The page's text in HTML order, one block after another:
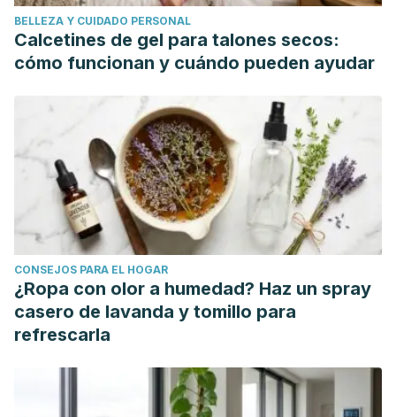
dysfunction-vcd.pdf
Damián Caparrós Osorio (2018). Disfonía funcional: eficacia
de la terapia vocal en cantantes. Análisis de un caso real.
https://riuma.uma.es/xmlui/bitstream/handle/10630/17433/
sequence=1&isAllowed=y
Torres GLM, Cordero CA, Linares FTM. Protocolo de
vigilancia de las disfonías crónicas en profesionales de la
voz. Revista Cubana de Salud y Trabajo 2015; 16 (1).
https://www.medigraphic.com/cgi-bin/new/resumen.cgi?
IDARTICULO=61703
Carmen Fernandez Galaz. ¿Porqué el regaliz aumenta la
tensión arterial?. Revista REDUCA. Vol. 1, Núm. 2 (2009).
Lidia Rodríguez García & Gema de las Heras Mínguez
BELLEZA Y CUIDADO PERSONAL
Calcetines de gel para talones secos:
cómo funcionan y cuándo pueden ayudar
CONSEJOS PARA EL HOGAR
¿Ropa con olor a humedad? Haz un spray
casero de lavanda y tomillo para
refrescarla